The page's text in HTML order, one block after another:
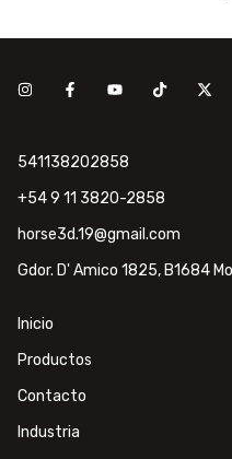
541138202858
+54 9 11 3820-2858
horse3d.19@gmail.com
Gdor. D' Amico 1825, B1684
Inicio
Productos
Contacto
Industria